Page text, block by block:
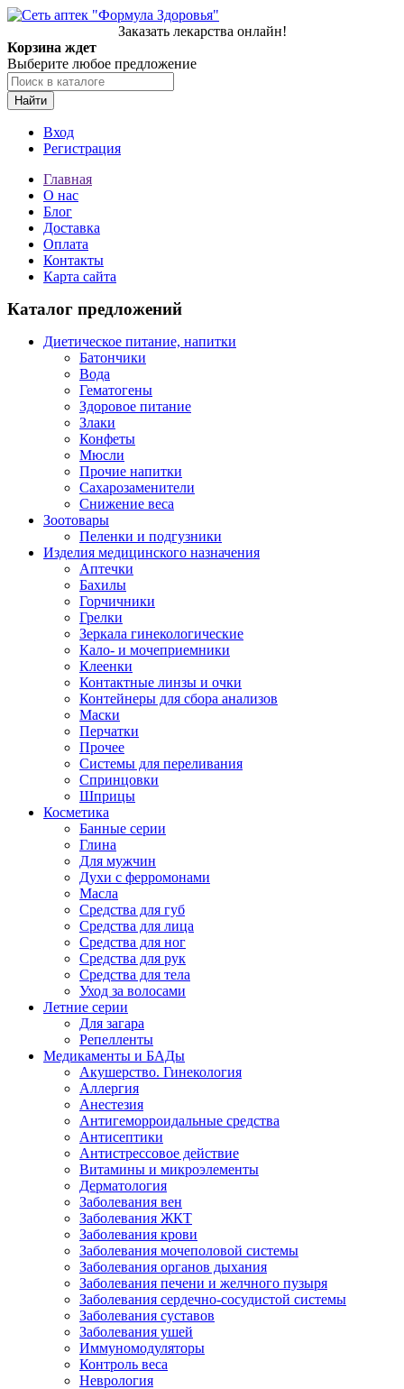
Заказать лекарства онлайн!
Корзина ждет
Выберите любое предложение
Найти
Вход
Регистрация
Главная
О нас
Блог
Доставка
Оплата
Контакты
Карта сайта
Каталог предложений
Диетическое питание, напитки
Батончики
Вода
Гематогены
Здоровое питание
Злаки
Конфеты
Мюсли
Прочие напитки
Сахарозаменители
Снижение веса
Зоотовары
Пеленки и подгузники
Изделия медицинского назначения
Аптечки
Бахилы
Горчичники
Грелки
Зеркала гинекологические
Кало- и мочеприемники
Клеенки
Контактные линзы и очки
Контейнеры для сбора анализов
Маски
Перчатки
Прочее
Системы для переливания
Спринцовки
Шприцы
Косметика
Банные серии
Глина
Для мужчин
Духи с ферромонами
Масла
Средства для губ
Средства для лица
Средства для ног
Средства для рук
Средства для тела
Уход за волосами
Летние серии
Для загара
Репелленты
Медикаменты и БАДы
Акушерство. Гинекология
Аллергия
Анестезия
Антигеморроидальные средства
Антисептики
Антистрессовое действие
Витамины и микроэлементы
Дерматология
Заболевания вен
Заболевания ЖКТ
Заболевания крови
Заболевания мочеполовой системы
Заболевания органов дыхания
Заболевания печени и желчного пузыря
Заболевания сердечно-сосудистой системы
Заболевания суставов
Заболевания ушей
Иммуномодуляторы
Контроль веса
Неврология